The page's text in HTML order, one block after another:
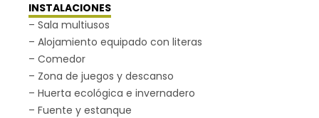
INSTALACIONES
– Sala multiusos
– Alojamiento equipado con literas
– Comedor
– Zona de juegos y descanso
– Huerta ecológica e invernadero
– Fuente y estanque